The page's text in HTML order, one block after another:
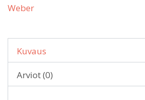
Weber
Kuvaus
Arviot (0)